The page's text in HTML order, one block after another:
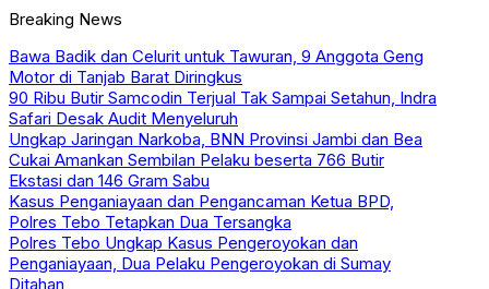
Breaking News
Bawa Badik dan Celurit untuk Tawuran, 9 Anggota Geng
Motor di Tanjab Barat Diringkus
90 Ribu Butir Samcodin Terjual Tak Sampai Setahun, Indra
Safari Desak Audit Menyeluruh
Ungkap Jaringan Narkoba, BNN Provinsi Jambi dan Bea
Cukai Amankan Sembilan Pelaku beserta 766 Butir
Ekstasi dan 146 Gram Sabu
Kasus Penganiayaan dan Pengancaman Ketua BPD,
Polres Tebo Tetapkan Dua Tersangka
Polres Tebo Ungkap Kasus Pengeroyokan dan
Penganiayaan, Dua Pelaku Pengeroyokan di Sumay
Ditahan